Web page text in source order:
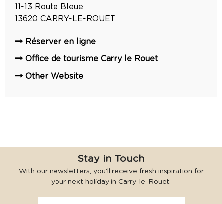
11-13 Route Bleue
13620 CARRY-LE-ROUET
Réserver en ligne
Office de tourisme Carry le Rouet
Other Website
Stay in Touch
With our newsletters, you’ll receive fresh inspiration for
your next holiday in Carry-le-Rouet.